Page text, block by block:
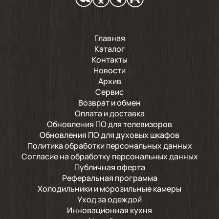
понял как работает шланг аквастоп. В
подобных раз, два и обчёлся. Надеюсь по
надежности будет лучше старых LG.
Показать ещё
Главная
Каталог
Контакты
Новости
Архив
Сервис
Возврат и обмен
Оплата и доставка
Обновления ПО для телевизоров
Обновления ПО для духовых шкафов
Политика обработки персональных данных
Согласие на обработку персональных данных
Публичная оферта
Реферальная программа
Холодильники и морозильные камеры
Уход за одеждой
Инновационная кухня